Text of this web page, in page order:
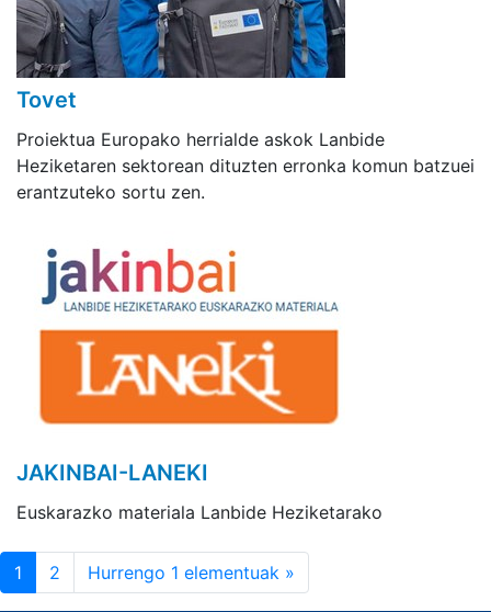
Tovet
Proiektua Europako herrialde askok Lanbide
Heziketaren sektorean dituzten erronka komun batzuei
erantzuteko sortu zen.
JAKINBAI-LANEKI
Euskarazko materiala Lanbide Heziketarako
1 2 Hurrengo 1 elementuak »